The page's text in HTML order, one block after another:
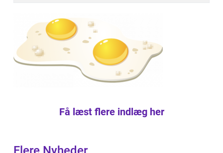
Få læst flere indlæg her